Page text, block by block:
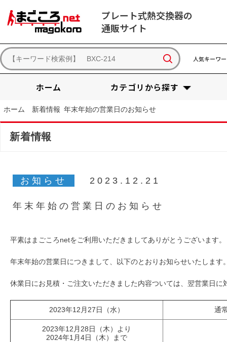
プレート式熱交換器の
通販サイト
人気キーワ
ホーム カテゴリから探す
ホーム 新着情報 年末年始の営業日のお知らせ
新着情報
お知らせ 2023.12.21
年末年始の営業日のお知らせ
平素はまごころnetをご利用いただきましてありがとうございます。
年末年始の営業日につきまして、以下のとおりお知らせいたします
休業日にお見積・ご注文いただきました内容ついては、翌営業日に
2023年12月27日（水） 通
2023年12月28日（木）より
2024年1月4日（木）まで